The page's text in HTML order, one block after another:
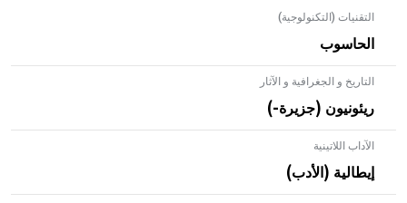
التقنيات (التكنولوجية)
الحاسوب
التاريخ و الجغرافية و الآثار
ريئونيون (جزيرة-)
الآداب اللاتينية
إيطالية (الأدب)